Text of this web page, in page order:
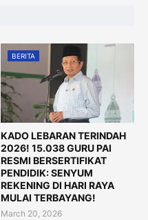
BERITA
KADO LEBARAN TERINDAH
2026! 15.038 GURU PAI
RESMI BERSERTIFIKAT
PENDIDIK: SENYUM
REKENING DI HARI RAYA
MULAI TERBAYANG!
March 20, 2026